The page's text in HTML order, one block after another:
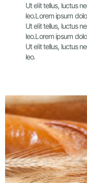
Ut elit tellus, luctus
leo.Lorem ipsum
Ut elit tellus, luctus
leo.Lorem ipsum
Ut elit tellus, luctus
leo.